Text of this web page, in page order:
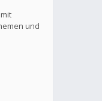
und